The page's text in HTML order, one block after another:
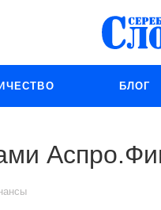
БЛОГ